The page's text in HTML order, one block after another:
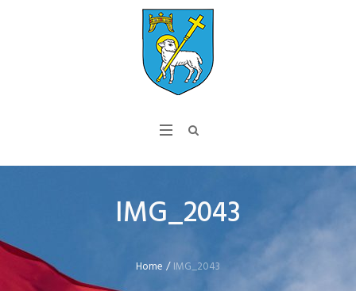
IMG_2043
Home /IMG_2043